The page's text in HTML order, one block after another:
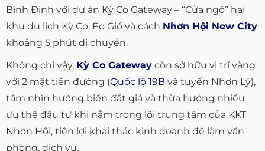
Bình Định với dự án Kỳ Co Gateway – “Cửa ngõ” hai
khu du lịch Kỳ Co, Eo Gió và cách Nhơn Hội New City
khoảng 5 phút di chuyển.
Không chỉ vậy, Kỳ Co Gateway còn sở hữu vị trí vàng
với 2 mặt tiền đường (Quốc lộ 19B và tuyến Nhơn Lý),
tầm nhìn hướng biển đắt giá và thừa hưởng nhiều
ưu thế đầu tư khi nằm trong lõi trung tâm của KKT
Nhơn Hội, tiện lợi khai thác kinh doanh để làm văn
phòng, dịch vụ.